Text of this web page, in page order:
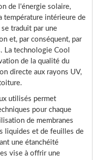
de l'énergie solaire,
température intérieure de
traduit par une
et, par conséquent, par
La technologie Cool
de la qualité du
directe aux rayons UV,
utilisés permet
pour chaque
de membranes
liquides et de feuilles de
une étanchéité
vise à offrir une